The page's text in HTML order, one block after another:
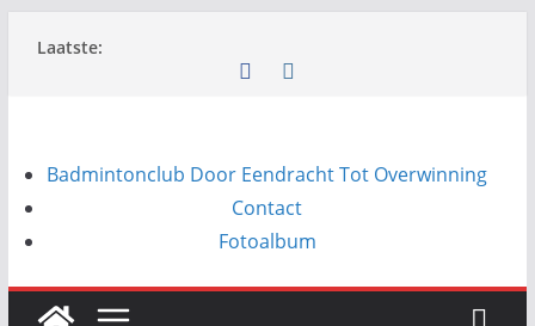
naar
Laatste:
Badmintonclub Door Eendracht Tot Overwinning
Contact
Fotoalbum